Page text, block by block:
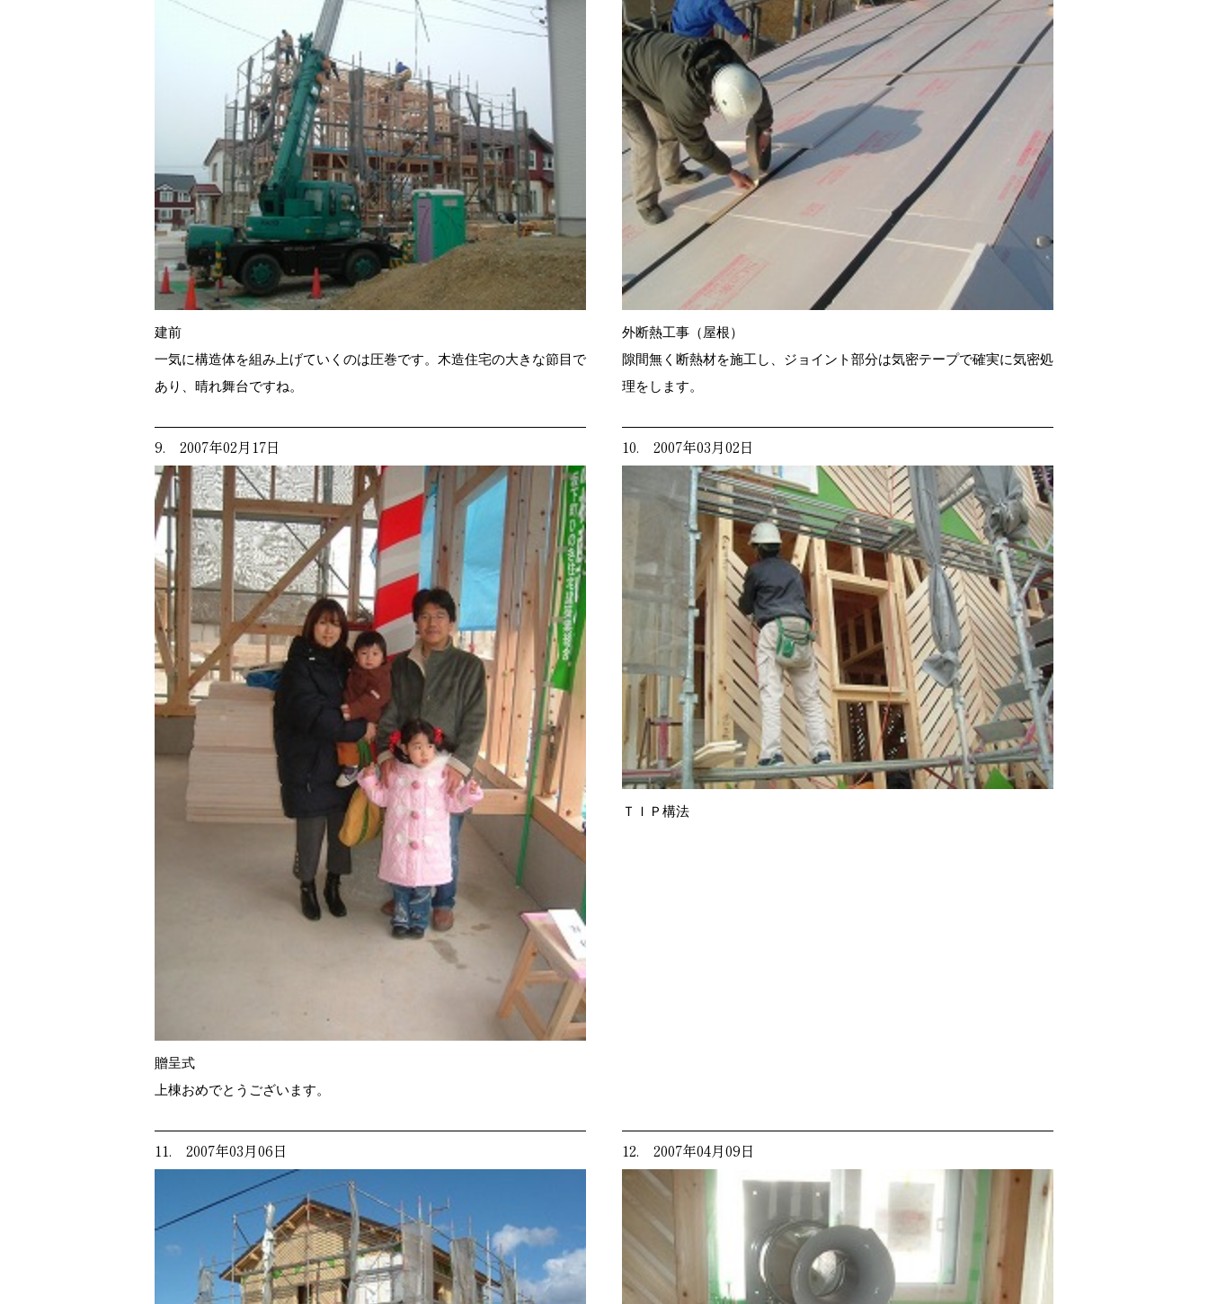
建前
一気に構造体を組み上げていくのは圧巻です。木造住宅の大きな節目で
あり、晴れ舞台ですね。
外断熱工事（屋根）
隙間無く断熱材を施工し、ジョイント部分は気密テープで確実に気密処
理をします。
9. 2007年02月17日
贈呈式
上棟おめでとうございます。
10. 2007年03月02日
ＴＩＰ構法
11. 2007年03月06日 12. 2007年04月09日